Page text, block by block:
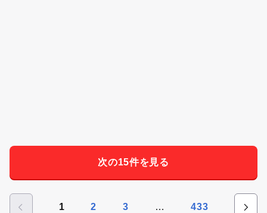
次の15件を見る
1 2 3 … 433